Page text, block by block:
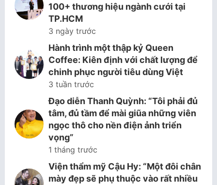
100+ thương hiệu ngành cưới tại
TP.HCM
3 ngày trước
Hành trình một thập kỷ Queen
Coffee: Kiên định với chất lượng để
chinh phục người tiêu dùng Việt
3 tuần trước
Đạo diễn Thanh Quỳnh: “Tôi phải đủ
tâm, đủ tầm để mài giũa những viên
ngọc thô cho nền điện ảnh triển
vọng”
1 tháng trước
Viện thẩm mỹ Cậu Hy: “Một đôi chân
mày đẹp sẽ phụ thuộc vào rất nhiều